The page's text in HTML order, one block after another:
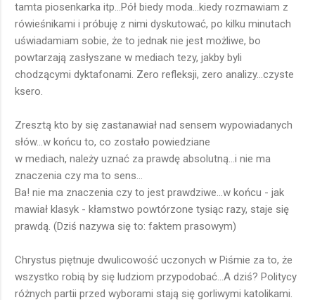
tamta piosenkarka itp...Pół biedy moda...kiedy rozmawiam z
rówieśnikami i próbuję z nimi dyskutować, po kilku minutach
uświadamiam sobie, że to jednak nie jest możliwe, bo
powtarzają zasłyszane w mediach tezy, jakby byli
chodzącymi dyktafonami. Zero refleksji, zero analizy...czyste
ksero.
Zresztą kto by się zastanawiał nad sensem wypowiadanych
słów...w końcu to, co zostało powiedziane
w mediach, należy uznać za prawdę absolutną...i nie ma
znaczenia czy ma to sens...
Ba! nie ma znaczenia czy to jest prawdziwe...w końcu - jak
mawiał klasyk - kłamstwo powtórzone tysiąc razy, staje się
prawdą. (Dziś nazywa się to: faktem prasowym)
Chrystus piętnuje dwulicowość uczonych w Piśmie za to, że
wszystko robią by się ludziom przypodobać...A dziś? Politycy
różnych partii przed wyborami stają się gorliwymi katolikami.